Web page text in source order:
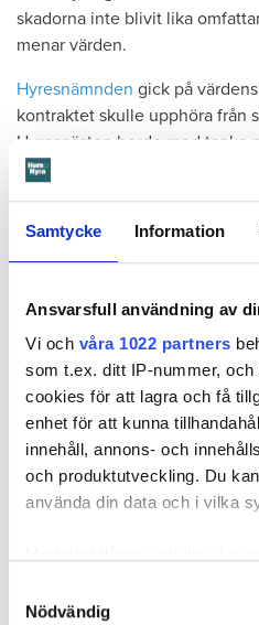
Samtycke Information
Ansvarsfull användning av
Vi och våra 1022 partners
som t.ex. ditt IP-nummer,
cookies för att lagra och få
enhet för att kunna
innehåll, annons- och
och produktutveckling. Du
använda din data och i vilka
som kan ha en
Nödvändig
skadorna inte blivit lika
menar värden.
Hyresnämnden gick på
kontraktet skulle upphöra från
Hyresgästen borde med tanke
som den var och satt där den
Får mer tid på sig att
med ett beslut. Den enda
längre tid på sig att flytta –
domen sagt sig villig att gå
ska hyresgästen ha flyttat ut.
Svea hovrätts beslut kan inte
Läs också
Fakta:Värden måste få veta om